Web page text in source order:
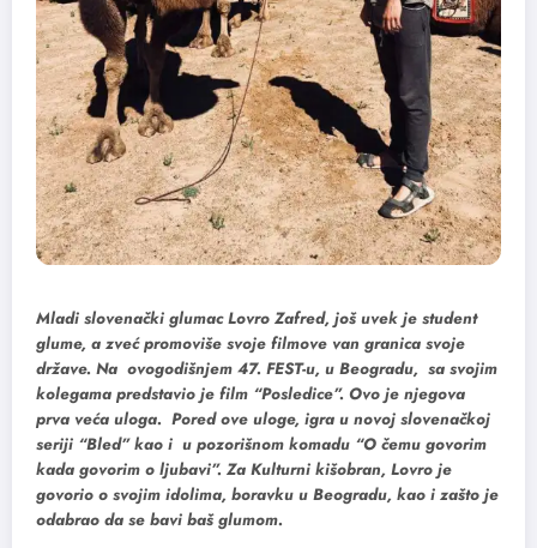
Mladi slovenački glumac Lovro Zafred, još uvek je student
glume, a zveć promoviše svoje filmove van granica svoje
države. Na ovogodišnjem 47. FEST-u, u Beogradu, sa svojim
kolegama predstavio je film “Posledice”. Ovo je njegova
prva veća uloga. Pored ove uloge, igra u novoj slovenačkoj
seriji “Bled” kao i u pozorišnom komadu “O čemu govorim
kada govorim o ljubavi”. Za Kulturni kišobran, Lovro je
govorio o svojim idolima, boravku u Beogradu, kao i zašto je
odabrao da se bavi baš glumom.